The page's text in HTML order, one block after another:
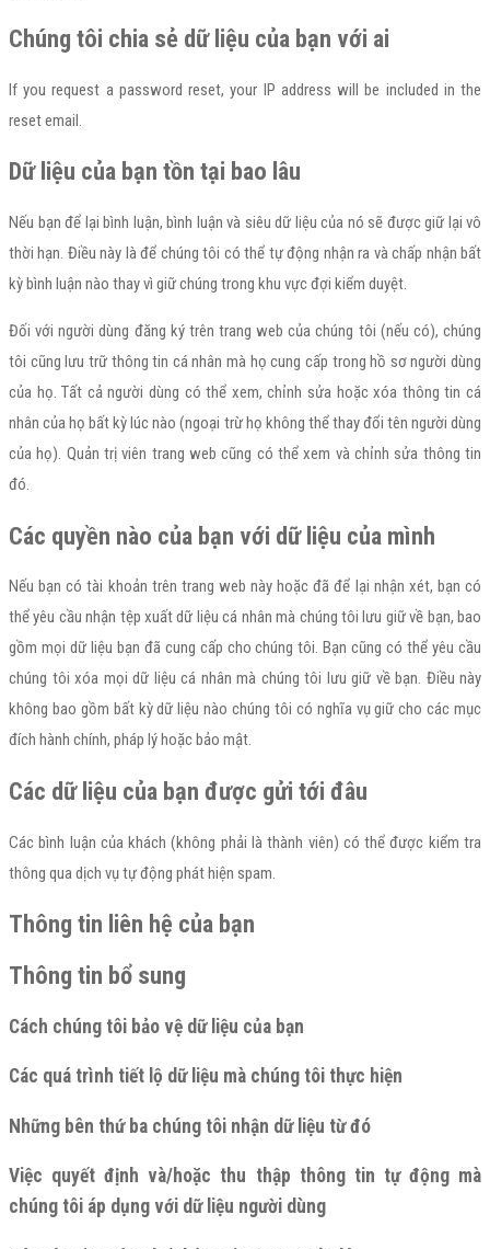
Chúng tôi chia sẻ dữ liệu của bạn với ai
If you request a password reset, your IP address will be included in the
reset email.
Dữ liệu của bạn tồn tại bao lâu
Nếu bạn để lại bình luận, bình luận và siêu dữ liệu của nó sẽ được giữ lại vô
thời hạn. Điều này là để chúng tôi có thể tự động nhận ra và chấp nhận bất
kỳ bình luận nào thay vì giữ chúng trong khu vực đợi kiểm duyệt.
Đối với người dùng đăng ký trên trang web của chúng tôi (nếu có), chúng
tôi cũng lưu trữ thông tin cá nhân mà họ cung cấp trong hồ sơ người dùng
của họ. Tất cả người dùng có thể xem, chỉnh sửa hoặc xóa thông tin cá
nhân của họ bất kỳ lúc nào (ngoại trừ họ không thể thay đổi tên người dùng
của họ). Quản trị viên trang web cũng có thể xem và chỉnh sửa thông tin
đó.
Các quyền nào của bạn với dữ liệu của mình
Nếu bạn có tài khoản trên trang web này hoặc đã để lại nhận xét, bạn có
thể yêu cầu nhận tệp xuất dữ liệu cá nhân mà chúng tôi lưu giữ về bạn, bao
gồm mọi dữ liệu bạn đã cung cấp cho chúng tôi. Bạn cũng có thể yêu cầu
chúng tôi xóa mọi dữ liệu cá nhân mà chúng tôi lưu giữ về bạn. Điều này
không bao gồm bất kỳ dữ liệu nào chúng tôi có nghĩa vụ giữ cho các mục
đích hành chính, pháp lý hoặc bảo mật.
Các dữ liệu của bạn được gửi tới đâu
Các bình luận của khách (không phải là thành viên) có thể được kiểm tra
thông qua dịch vụ tự động phát hiện spam.
Thông tin liên hệ của bạn
Thông tin bổ sung
Cách chúng tôi bảo vệ dữ liệu của bạn
Các quá trình tiết lộ dữ liệu mà chúng tôi thực hiện
Những bên thứ ba chúng tôi nhận dữ liệu từ đó
Việc quyết định và/hoặc thu thập thông tin tự động mà
chúng tôi áp dụng với dữ liệu người dùng